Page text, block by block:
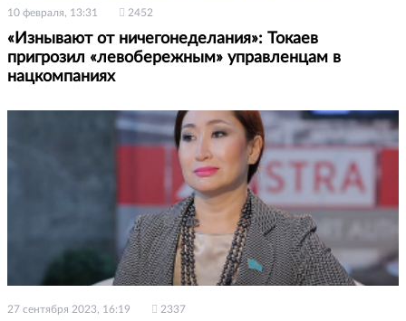
10 февраля, 13:31 2452
«Изнывают от ничегонеделания»: Токаев
пригрозил «левобережным» управленцам в
нацкомпаниях
27 сентября 2023, 16:19 2337